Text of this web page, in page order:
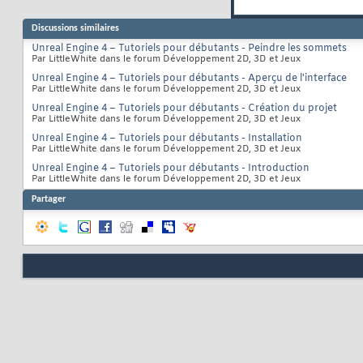
Discussions similaires
Unreal Engine 4 – Tutoriels pour débutants - Peindre les sommets
Par LittleWhite dans le forum Développement 2D, 3D et Jeux
Unreal Engine 4 – Tutoriels pour débutants - Aperçu de l'interface
Par LittleWhite dans le forum Développement 2D, 3D et Jeux
Unreal Engine 4 – Tutoriels pour débutants - Création du projet
Par LittleWhite dans le forum Développement 2D, 3D et Jeux
Unreal Engine 4 – Tutoriels pour débutants - Installation
Par LittleWhite dans le forum Développement 2D, 3D et Jeux
Unreal Engine 4 – Tutoriels pour débutants - Introduction
Par LittleWhite dans le forum Développement 2D, 3D et Jeux
Partager